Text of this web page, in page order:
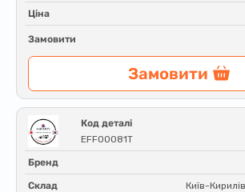
Ціна
Замовити
Замовити
Код деталі
EFF00081T
Бренд
Склад Київ-